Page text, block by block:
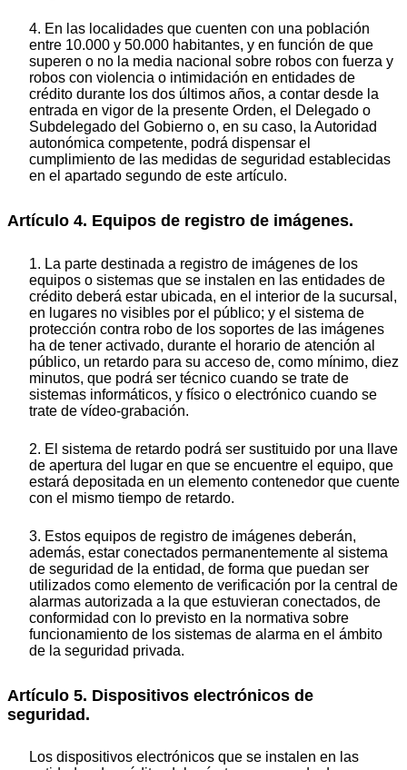
4. En las localidades que cuenten con una población
entre 10.000 y 50.000 habitantes, y en función de que
superen o no la media nacional sobre robos con fuerza y
robos con violencia o intimidación en entidades de
crédito durante los dos últimos años, a contar desde la
entrada en vigor de la presente Orden, el Delegado o
Subdelegado del Gobierno o, en su caso, la Autoridad
autonómica competente, podrá dispensar el
cumplimiento de las medidas de seguridad establecidas
en el apartado segundo de este artículo.
Artículo 4. Equipos de registro de imágenes.
1. La parte destinada a registro de imágenes de los
equipos o sistemas que se instalen en las entidades de
crédito deberá estar ubicada, en el interior de la sucursal,
en lugares no visibles por el público; y el sistema de
protección contra robo de los soportes de las imágenes
ha de tener activado, durante el horario de atención al
público, un retardo para su acceso de, como mínimo, diez
minutos, que podrá ser técnico cuando se trate de
sistemas informáticos, y físico o electrónico cuando se
trate de vídeo-grabación.
2. El sistema de retardo podrá ser sustituido por una llave
de apertura del lugar en que se encuentre el equipo, que
estará depositada en un elemento contenedor que cuente
con el mismo tiempo de retardo.
3. Estos equipos de registro de imágenes deberán,
además, estar conectados permanentemente al sistema
de seguridad de la entidad, de forma que puedan ser
utilizados como elemento de verificación por la central de
alarmas autorizada a la que estuvieran conectados, de
conformidad con lo previsto en la normativa sobre
funcionamiento de los sistemas de alarma en el ámbito
de la seguridad privada.
Artículo 5. Dispositivos electrónicos de
seguridad.
Los dispositivos electrónicos que se instalen en las